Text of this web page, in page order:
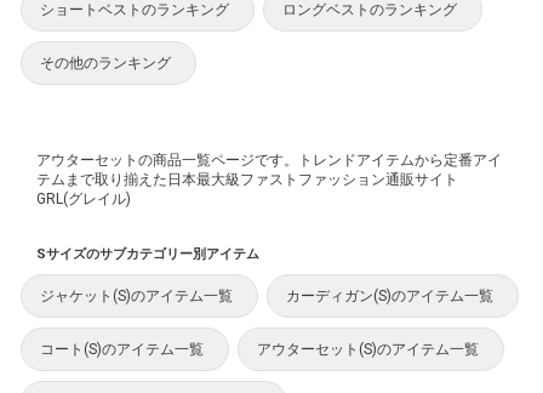
ショートベストのランキング ロングベストのランキング
その他のランキング
アウターセットの商品一覧ページです。トレンドアイテムから定番アイ
テムまで取り揃えた日本最大級ファストファッション通販サイト
GRL(グレイル)
Sサイズのサブカテゴリー別アイテム
ジャケット(S)のアイテム一覧 カーディガン(S)のアイテム一覧
コート(S)のアイテム一覧 アウターセット(S)のアイテム一覧